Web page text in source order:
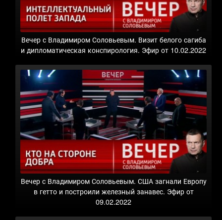
Вечер с Владимиром Соловьевым. Визит белого сагиба
и дипломатическая конспирология. Эфир от 10.02.2022
Вечер с Владимиром Соловьевым. США загнали Европу
в гетто и построили железный занавес. Эфир от
09.02.2022